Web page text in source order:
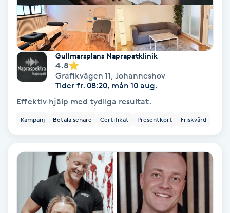
Ortopedi
Osteopati
Paraffinbehandling
Pedikyr
Permanent
Permanent hårborttagning
Gullmarsplans Naprapatklinik
4.8
Grafikvägen 11, Johanneshov
Tider fr. 08:20, mån 10 aug.
Effektiv hjälp med tydliga resultat.
Kampanj Betala senare Certifikat Presentkort Friskvård